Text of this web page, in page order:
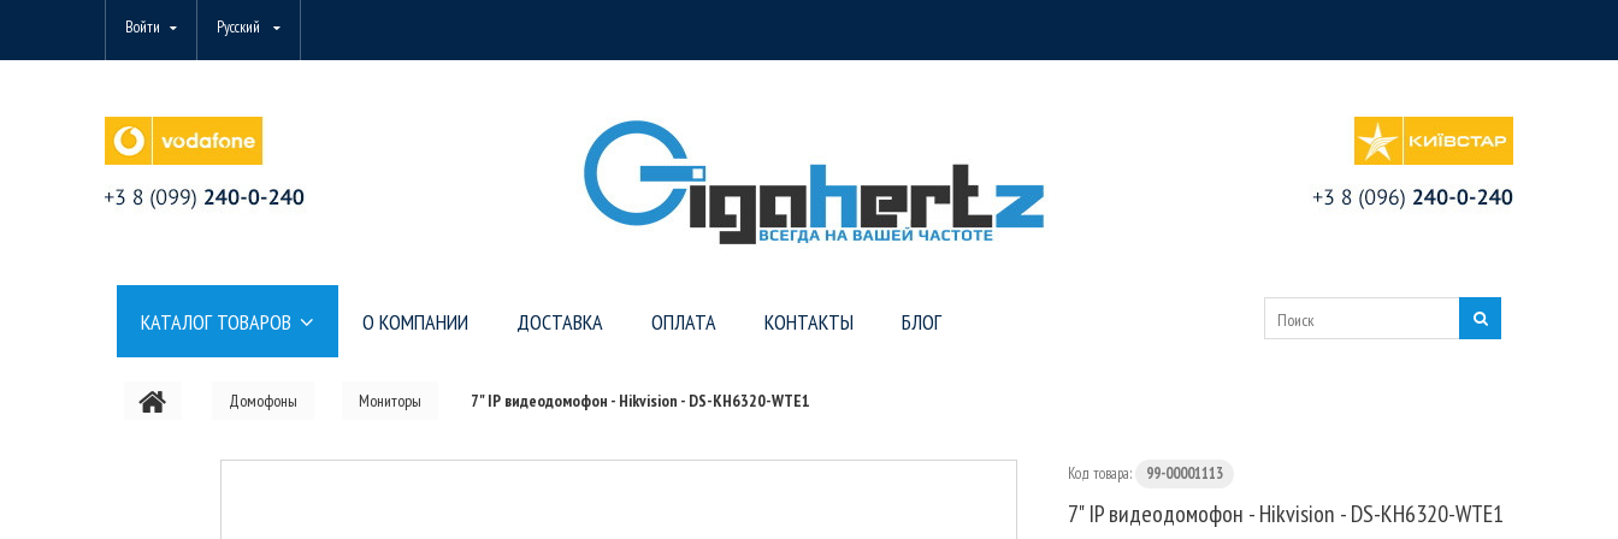
Войти Русский
КАТАЛОГ ТОВАРОВ О КОМПАНИИ ДОСТАВКА ОПЛАТА КОНТАКТЫ БЛОГ
Домофоны Мониторы 7" IP видеодомофон - Hikvision - DS-KH6320-WTE1
Код товара: 99-00001113
7" IP видеодомофон - Hikvision - DS-KH6320-WTE1